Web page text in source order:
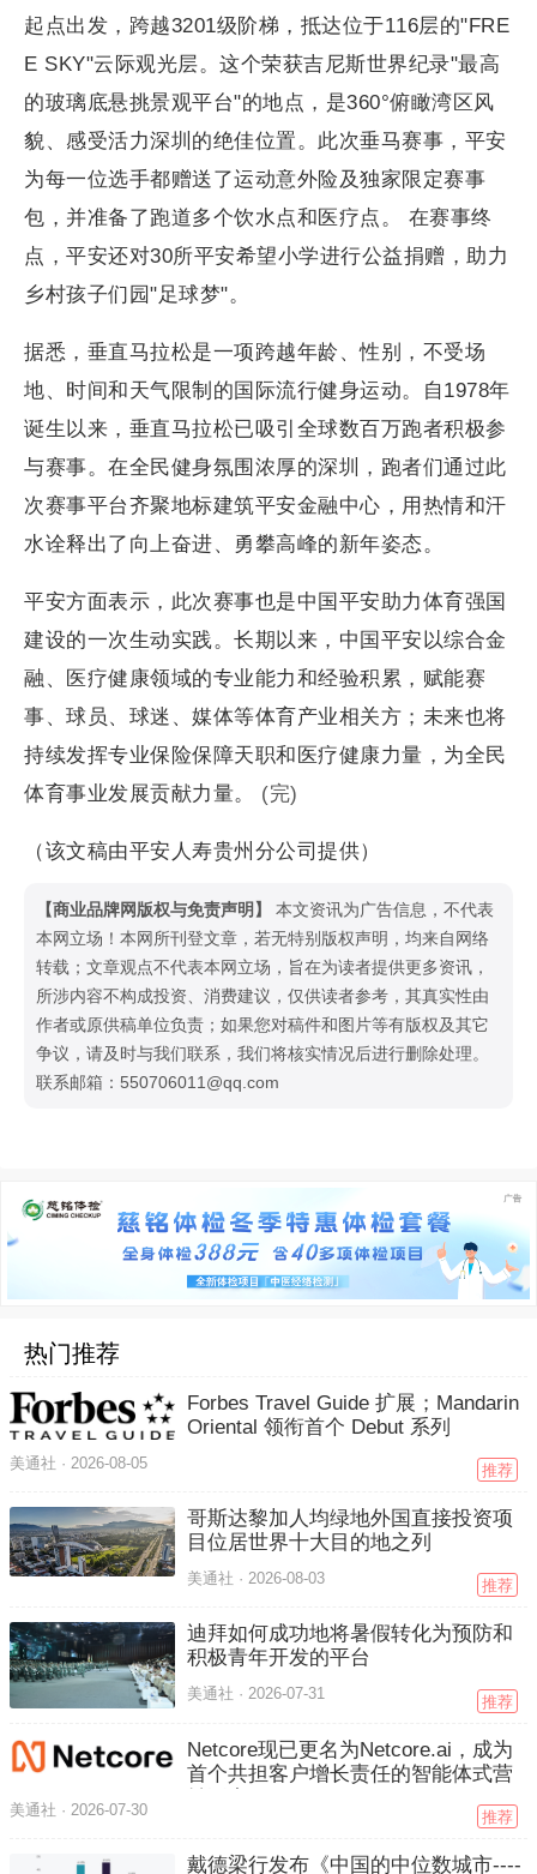
起点出发，跨越3201级阶梯，抵达位于116层的"FRE
E SKY"云际观光层。这个荣获吉尼斯世界纪录"最高
的玻璃底悬挑景观平台"的地点，是360°俯瞰湾区风
貌、感受活力深圳的绝佳位置。此次垂马赛事，平安
为每一位选手都赠送了运动意外险及独家限定赛事
包，并准备了跑道多个饮水点和医疗点。 在赛事终
点，平安还对30所平安希望小学进行公益捐赠，助力
乡村孩子们园"足球梦"。
据悉，垂直马拉松是一项跨越年龄、性别，不受场
地、时间和天气限制的国际流行健身运动。自1978年
诞生以来，垂直马拉松已吸引全球数百万跑者积极参
与赛事。在全民健身氛围浓厚的深圳，跑者们通过此
次赛事平台齐聚地标建筑平安金融中心，用热情和汗
水诠释出了向上奋进、勇攀高峰的新年姿态。
平安方面表示，此次赛事也是中国平安助力体育强国
建设的一次生动实践。长期以来，中国平安以综合金
融、医疗健康领域的专业能力和经验积累，赋能赛
事、球员、球迷、媒体等体育产业相关方；未来也将
持续发挥专业保险保障天职和医疗健康力量，为全民
体育事业发展贡献力量。
(完)
（该文稿由平安人寿贵州分公司提供）
【商业品牌网版权与免责声明】
本文资讯为广告信息，不代表
本网立场！本网所刊登文章，若无特别版权声明，均来自网络
转载；文章观点不代表本网立场，旨在为读者提供更多资讯，
所涉内容不构成投资、消费建议，仅供读者参考，其真实性由
作者或原供稿单位负责；如果您对稿件和图片等有版权及其它
争议，请及时与我们联系，我们将核实情况后进行删除处理。
联系邮箱：550706011@qq.com
热门推荐
Forbes Travel Guide 扩展；Mandarin
Oriental 领衔首个 Debut 系列
美通社 · 2026-08-05 推荐
哥斯达黎加人均绿地外国直接投资项
目位居世界十大目的地之列
美通社 · 2026-08-03 推荐
迪拜如何成功地将暑假转化为预防和
积极青年开发的平台
美通社 · 2026-07-31 推荐
Netcore现已更名为Netcore.ai，成为
首个共担客户增长责任的智能体式营
美通社 · 2026-07-30 推荐
戴德梁行发布《中国的中位数城市----